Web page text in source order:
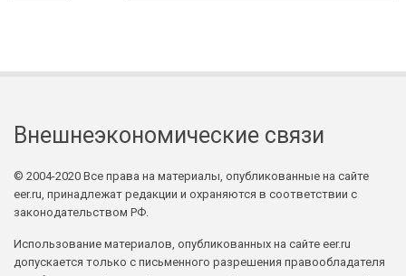
Внешнеэкономические связи
© 2004-2020 Все права на материалы, опубликованные на сайте
eer.ru, принадлежат редакции и охраняются в соответствии с
законодательством РФ.
Использование материалов, опубликованных на сайте eer.ru
допускается только с письменного разрешения правообладателя